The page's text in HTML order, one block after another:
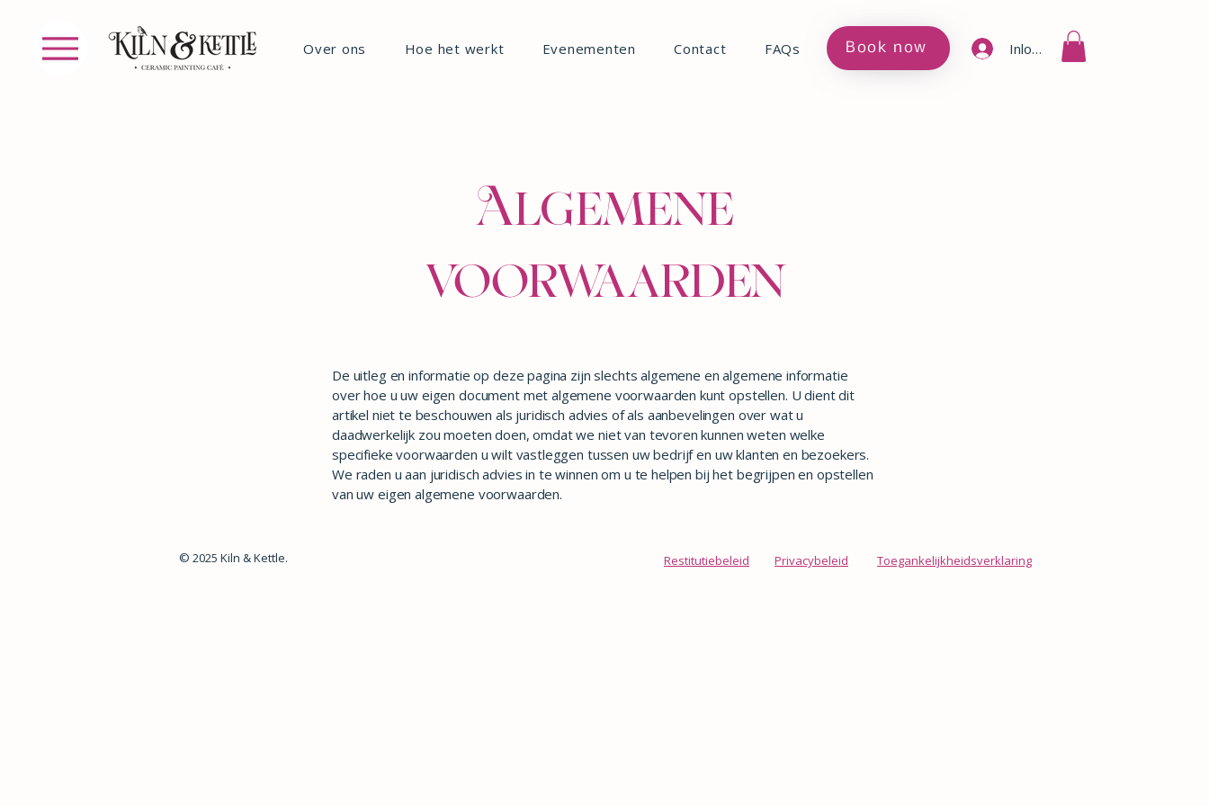
Over ons Hoe het werkt Evenementen Contact FAQs Book now Inloggen
Algemene
voorwaarden
De uitleg en informatie op deze pagina zijn slechts algemene en algemene informatie
over hoe u uw eigen document met algemene voorwaarden kunt opstellen. U dient dit
artikel niet te beschouwen als juridisch advies of als aanbevelingen over wat u
daadwerkelijk zou moeten doen, omdat we niet van tevoren kunnen weten welke
specifieke voorwaarden u wilt vastleggen tussen uw bedrijf en uw klanten en bezoekers.
We raden u aan juridisch advies in te winnen om u te helpen bij het begrijpen en opstellen
van uw eigen algemene voorwaarden.
© 2025 Kiln & Kettle. Restitutiebeleid Privacybeleid Toegankelijkheidsverklaring